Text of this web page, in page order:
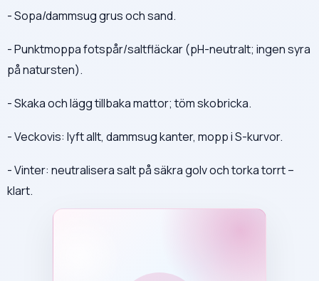
- Sopa/dammsug grus och sand.
- Punktmoppa fotspår/saltfläckar (pH-neutralt; ingen syra
på natursten).
- Skaka och lägg tillbaka mattor; töm skobricka.
- Veckovis: lyft allt, dammsug kanter, mopp i S-kurvor.
- Vinter: neutralisera salt på säkra golv och torka torrt –
klart.